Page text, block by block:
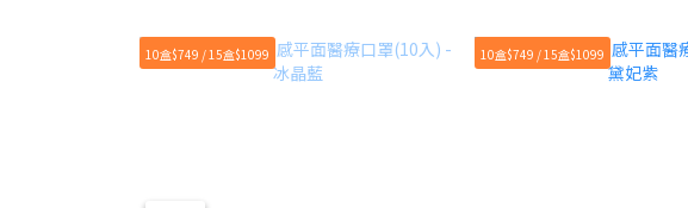
10盒$749 / 15盒$1099 10盒$749 / 15盒$1099